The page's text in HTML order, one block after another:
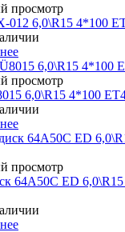
просмотр
012 6,0\R15 4*100
просмотр
6,0\R15 4*100
просмотр
64A50C ED